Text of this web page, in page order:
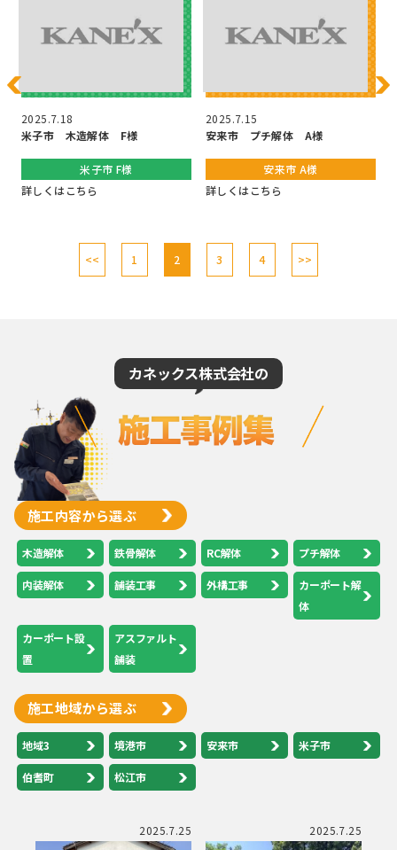
2025.7.18
米子市 木造解体 F様
米子市 F様
詳しくはこちら
2025.7.15
安来市 プチ解体 A様
安来市 A様
詳しくはこちら
<< 1 2 3 4 >>
カネックス株式会社の
施工内容から選ぶ
木造解体 鉄骨解体 RC解体 プチ解体
内装解体 舗装工事 外構工事
カーポート解
体
カーポート設
置
アスファルト
舗装
施工地域から選ぶ
地域3 境港市 安来市 米子市
伯耆町 松江市
2025.7.25 2025.7.25